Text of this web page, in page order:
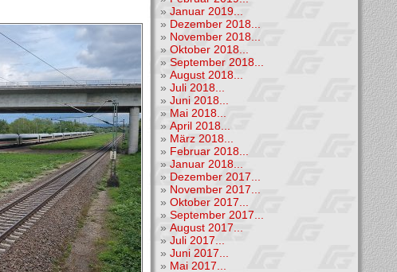
» Januar 2019...
» Dezember 2018...
» November 2018...
» Oktober 2018...
» September 2018...
» August 2018...
» Juli 2018...
» Juni 2018...
» Mai 2018...
» April 2018...
» März 2018...
» Februar 2018...
» Januar 2018...
» Dezember 2017...
» November 2017...
» Oktober 2017...
» September 2017...
» August 2017...
» Juli 2017...
» Juni 2017...
» Mai 2017...